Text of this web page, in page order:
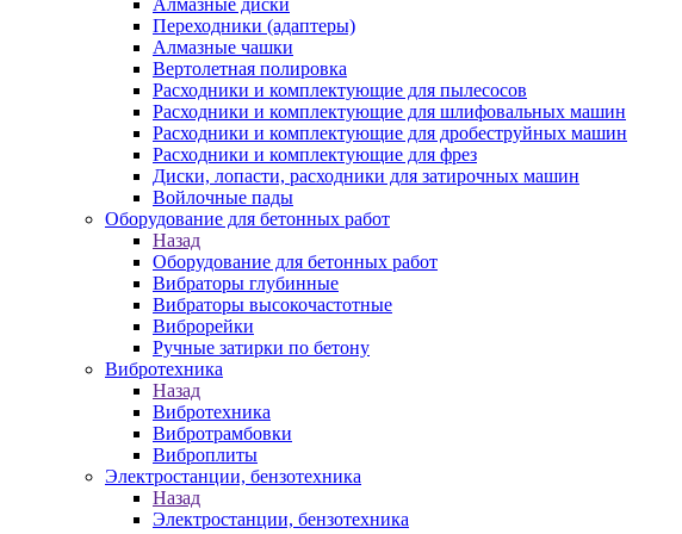
Алмазные диски
Переходники (адаптеры)
Алмазные чашки
Вертолетная полировка
Расходники и комплектующие для пылесосов
Расходники и комплектующие для шлифовальных машин
Расходники и комплектующие для дробеструйных машин
Расходники и комплектующие для фрез
Диски, лопасти, расходники для затирочных машин
Войлочные пады
Оборудование для бетонных работ
Назад
Оборудование для бетонных работ
Вибраторы глубинные
Вибраторы высокочастотные
Виброрейки
Ручные затирки по бетону
Вибротехника
Назад
Вибротехника
Вибротрамбовки
Виброплиты
Электростанции, бензотехника
Назад
Электростанции, бензотехника